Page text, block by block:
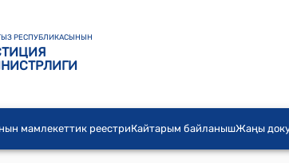
РЕСПУБЛИКАСЫНЫН
мамлекеттик реестриКайтарым байланышЖаңы